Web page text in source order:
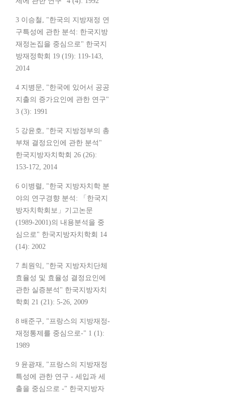
3 이승철, "한국의 지방재정 연
구특성에 관한 분석: 한국지방
재정논집을 중심으로" 한국지
방재정학회 19 (19): 119-143,
2014
4 지병문, "한국에 있어서 공공
지출의 증가요인에 관한 연구"
3 (3): 1991
5 강윤호, "한국 지방정부의 총
부채 결정요인에 관한 분석"
한국지방자치학회 26 (26):
153-172, 2014
6 이병렬, "한국 지방자치학 분
야의 연구경향 분석: 「한국지
방자치학회보」기고논문
(1989-2001)의 내용분석을 중
심으로" 한국지방자치학회 14
(14): 2002
7 최원익, "한국 지방자치단체
효율성 및 효율성 결정요인에
관한 실증분석" 한국지방자치
학회 21 (21): 5-26, 2009
8 배준구, "프랑스의 지방재정-
재정통제를 중심으로-" 1 (1):
1989
9 윤광재, "프랑스의 지방재정
특성에 관한 연구 - 세입과 세
출을 중심으로 -" 한국지방자